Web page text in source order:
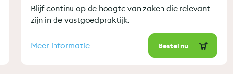
Blijf continu op de hoogte van zaken die relevant
zijn in de vastgoedpraktijk.
Meer informatie Bestel nu